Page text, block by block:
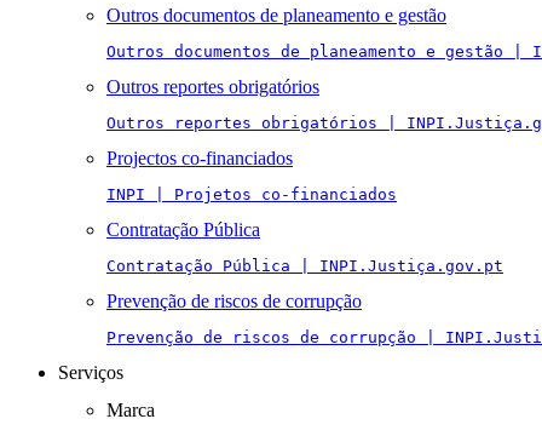
Outros documentos de planeamento e gestão
Outros documentos de planeamento e gestão
Outros reportes obrigatórios
Outros reportes obrigatórios |
Projectos co-financiados
INPI | Projetos co-financiados
Contratação Pública
Contratação Pública | INPI.Justiça.gov.pt
Prevenção de riscos de corrupção
Prevenção de riscos de corrupção |
Serviços
Marca